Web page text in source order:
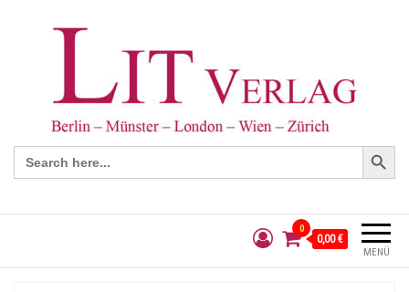
Search
for:
Search Button
MENÜ
0
0,00 €